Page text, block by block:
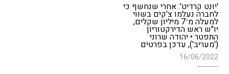
'יונט קרדיט': אחרי שנחשף כי
לחברה נעלמו צ'קים בשווי
למעלה מ־7 מיליון שקלים,
יו"ש ראש הדירקטוריון
התפטר • יהודה שרוני
('מעריב'), עדכן בפרטים
16/06/2022